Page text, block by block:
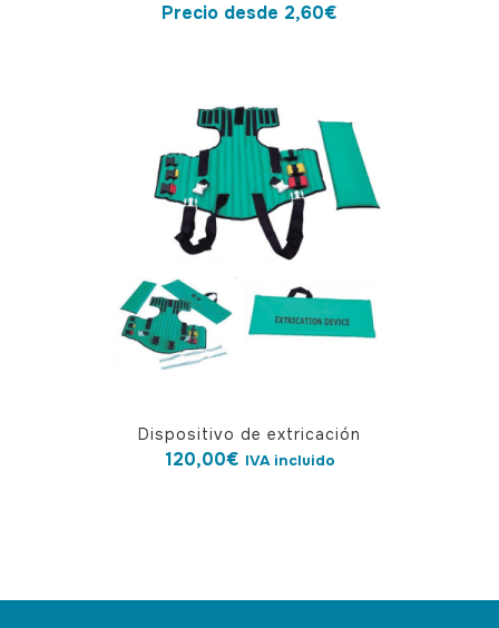
página
producto
Precio desde 2,60€
Dispositivo de extricación
120,00€ IVA incluido